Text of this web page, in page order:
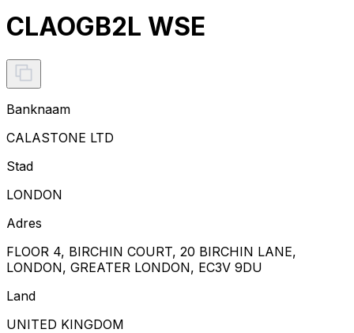
CLAOGB2L WSE
Banknaam
CALASTONE LTD
Stad
LONDON
Adres
FLOOR 4, BIRCHIN COURT, 20 BIRCHIN LANE,
LONDON, GREATER LONDON, EC3V 9DU
Land
UNITED KINGDOM